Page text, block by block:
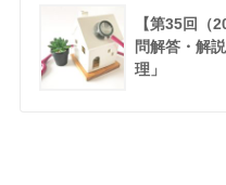
【第35回（
問解答・解
理」